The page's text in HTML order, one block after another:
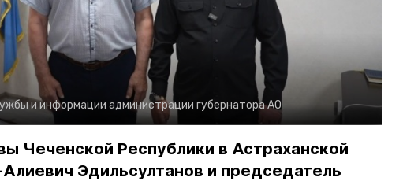
и информации администрации губернатора АО
Чеченской Республики в Астраханской
Эдильсултанов и председатель